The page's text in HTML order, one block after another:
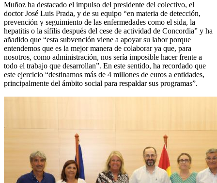
Muñoz ha destacado el impulso del presidente del colectivo, el
doctor José Luis Prada, y de su equipo “en materia de detección,
prevención y seguimiento de las enfermedades como el sida, la
hepatitis o la sífilis después del cese de actividad de Concordia” y ha
añadido que “esta subvención viene a apoyar su labor porque
entendemos que es la mejor manera de colaborar ya que, para
nosotros, como administración, nos sería imposible hacer frente a
todo el trabajo que desarrollan”. En este sentido, ha recordado que
este ejercicio “destinamos más de 4 millones de euros a entidades,
principalmente del ámbito social para respaldar sus programas”.